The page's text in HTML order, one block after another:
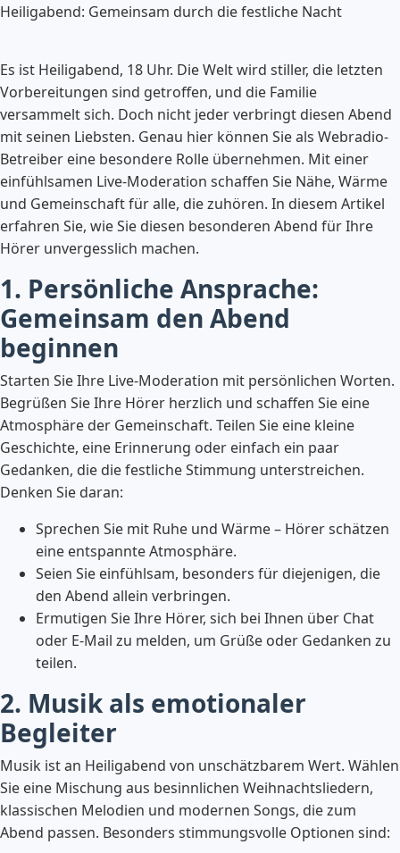
Heiligabend: Gemeinsam durch die festliche Nacht
Es ist Heiligabend, 18 Uhr. Die Welt wird stiller, die letzten
Vorbereitungen sind getroffen, und die Familie
versammelt sich. Doch nicht jeder verbringt diesen Abend
mit seinen Liebsten. Genau hier können Sie als Webradio-
Betreiber eine besondere Rolle übernehmen. Mit einer
einfühlsamen Live-Moderation schaffen Sie Nähe, Wärme
und Gemeinschaft für alle, die zuhören. In diesem Artikel
erfahren Sie, wie Sie diesen besonderen Abend für Ihre
Hörer unvergesslich machen.
1. Persönliche Ansprache:
Gemeinsam den Abend
beginnen
Starten Sie Ihre Live-Moderation mit persönlichen Worten.
Begrüßen Sie Ihre Hörer herzlich und schaffen Sie eine
Atmosphäre der Gemeinschaft. Teilen Sie eine kleine
Geschichte, eine Erinnerung oder einfach ein paar
Gedanken, die die festliche Stimmung unterstreichen.
Denken Sie daran:
Sprechen Sie mit Ruhe und Wärme – Hörer schätzen
eine entspannte Atmosphäre.
Seien Sie einfühlsam, besonders für diejenigen, die
den Abend allein verbringen.
Ermutigen Sie Ihre Hörer, sich bei Ihnen über Chat
oder E-Mail zu melden, um Grüße oder Gedanken zu
teilen.
2. Musik als emotionaler
Begleiter
Musik ist an Heiligabend von unschätzbarem Wert. Wählen
Sie eine Mischung aus besinnlichen Weihnachtsliedern,
klassischen Melodien und modernen Songs, die zum
Abend passen. Besonders stimmungsvolle Optionen sind: